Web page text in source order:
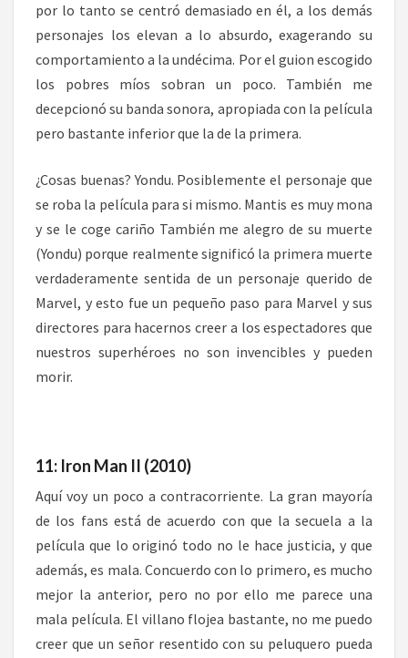
por lo tanto se centró demasiado en él, a los demás
personajes los elevan a lo absurdo, exagerando su
comportamiento a la undécima. Por el guion escogido
los pobres míos sobran un poco. También me
decepcionó su banda sonora, apropiada con la película
pero bastante inferior que la de la primera.
¿Cosas buenas? Yondu. Posiblemente el personaje que
se roba la película para si mismo. Mantis es muy mona
y se le coge cariño También me alegro de su muerte
(Yondu) porque realmente significó la primera muerte
verdaderamente sentida de un personaje querido de
Marvel, y esto fue un pequeño paso para Marvel y sus
directores para hacernos creer a los espectadores que
nuestros superhéroes no son invencibles y pueden
morir.
11: Iron Man II (2010)
Aquí voy un poco a contracorriente. La gran mayoría
de los fans está de acuerdo con que la secuela a la
película que lo originó todo no le hace justicia, y que
además, es mala. Concuerdo con lo primero, es mucho
mejor la anterior, pero no por ello me parece una
mala película. El villano flojea bastante, no me puedo
creer que un señor resentido con su peluquero pueda